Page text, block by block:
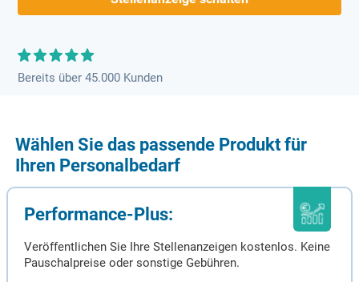
Bereits über 45.000 Kunden
Wählen Sie das passende Produkt für
Ihren Personalbedarf
Performance-Plus:
Veröffentlichen Sie Ihre Stellenanzeigen kostenlos. Keine
Pauschalpreise oder sonstige Gebühren.